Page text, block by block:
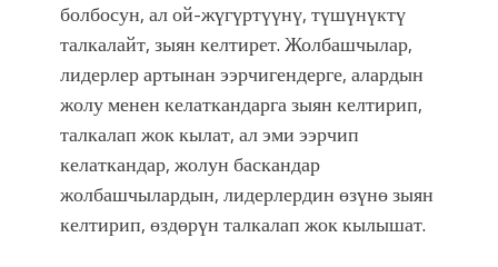
болбосун, ал ой-жүгүртүүнү, түшүнүктү
талкалайт, зыян келтирет. Жолбашчылар,
лидерлер артынан ээрчигендерге, алардын
жолу менен келаткандарга зыян келтирип,
талкалап жок кылат, ал эми ээрчип
келаткандар, жолун баскандар
жолбашчылардын, лидерлердин өзүнө зыян
келтирип, өздөрүн талкалап жок кылышат.